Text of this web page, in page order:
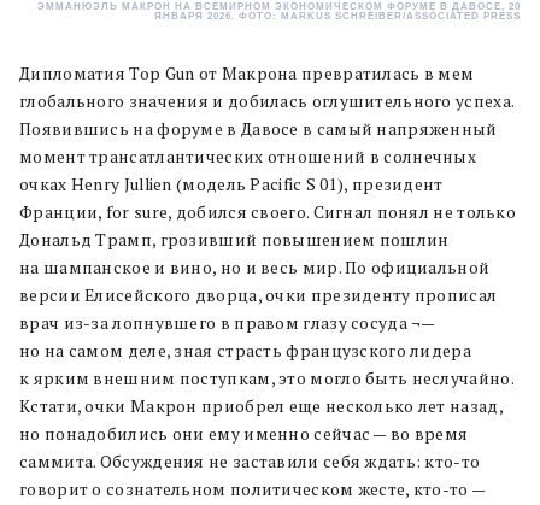
ЭММАНЮЭЛЬ МАКРОН НА ВСЕМИРНОМ ЭКОНОМИЧЕСКОМ ФОРУМЕ В ДАВОСЕ, 20
ЯНВАРЯ 2026. ФОТО: MARKUS SCHREIBER/ASSOCIATED PRESS
Дипломатия Top Gun от Макрона превратилась в мем
глобального значения и добилась оглушительного успеха.
Появившись на форуме в Давосе в самый напряженный
момент трансатлантических отношений в солнечных
очках Henry Jullien (модель Pacific S 01), президент
Франции, for sure, добился своего. Сигнал понял не только
Дональд Трамп, грозивший повышением пошлин
на шампанское и вино, но и весь мир. По официальной
версии Елисейского дворца, очки президенту прописал
врач из-за лопнувшего в правом глазу сосуда ¬—
но на самом деле, зная страсть французского лидера
к ярким внешним поступкам, это могло быть неслучайно.
Кстати, очки Макрон приобрел еще несколько лет назад,
но понадобились они ему именно сейчас — во время
саммита. Обсуждения не заставили себя ждать: кто-то
говорит о сознательном политическом жесте, кто-то —